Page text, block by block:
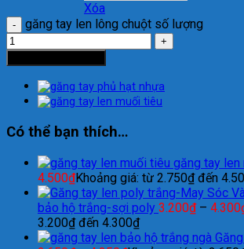
Xóa
găng tay len lông chuột số lượng
Có thể bạn thích…
găng tay len
4.500₫Khoảng giá: từ 2.750₫ đến
bảo hộ trắng-sợi poly 3.200₫ – 4.300
3.200₫ đến 4.300₫